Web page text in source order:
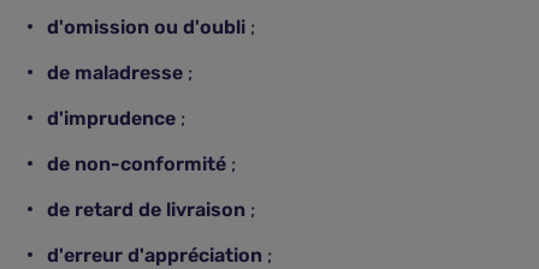
d'omission ou d'oubli ;
de maladresse ;
d'imprudence ;
de non-conformité ;
de retard de livraison ;
d'erreur d'appréciation ;